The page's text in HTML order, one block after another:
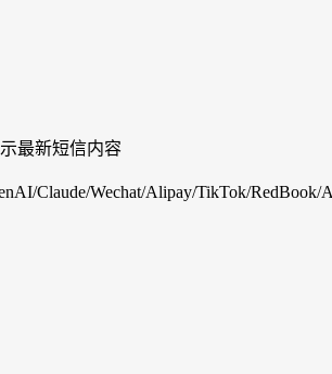
最新短信内容
Claude/Wechat/Alipay/TikTok/RedBook/